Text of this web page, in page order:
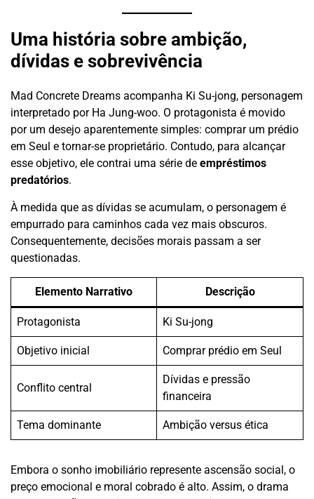
Uma história sobre ambição,
dívidas e sobrevivência
Mad Concrete Dreams acompanha Ki Su-jong, personagem
interpretado por Ha Jung-woo. O protagonista é movido
por um desejo aparentemente simples: comprar um prédio
em Seul e tornar-se proprietário. Contudo, para alcançar
esse objetivo, ele contrai uma série de empréstimos
predatórios.
À medida que as dívidas se acumulam, o personagem é
empurrado para caminhos cada vez mais obscuros.
Consequentemente, decisões morais passam a ser
questionadas.
Elemento Narrativo Descrição
Protagonista Ki Su-jong
Objetivo inicial Comprar prédio em Seul
Conflito central
Dívidas e pressão
financeira
Tema dominante Ambição versus ética
Embora o sonho imobiliário represente ascensão social, o
preço emocional e moral cobrado é alto. Assim, o drama